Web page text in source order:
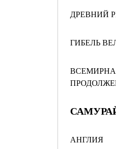
ДРЕВНИЙ
ГИБЕЛЬ
АНГЛИЯ